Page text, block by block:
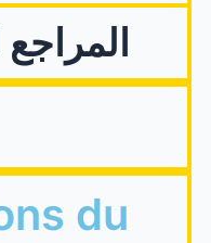
المراجع
du